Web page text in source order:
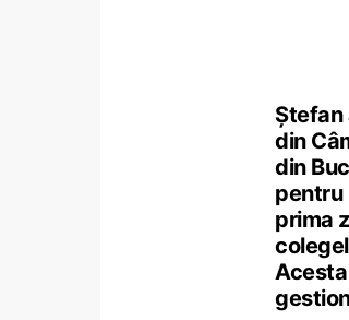
Ștefan
din
din
pentru
prima